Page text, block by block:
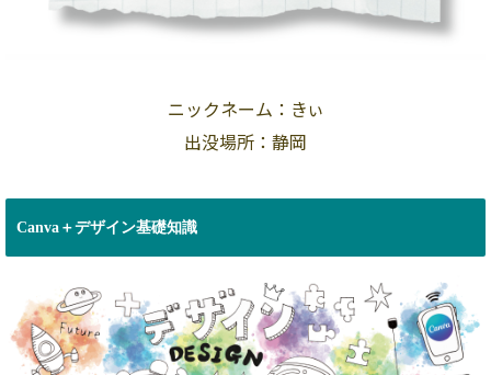
ニックネーム：きぃ
出没場所：静岡
Canva＋デザイン基礎知識